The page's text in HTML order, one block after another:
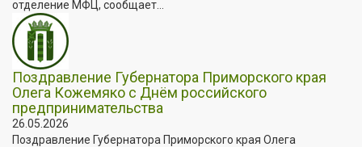
отделение МФЦ, сообщает...
Поздравление Губернатора Приморского края
Олега Кожемяко с Днём российского
предпринимательства
26.05.2026
Поздравление Губернатора Приморского края Олега